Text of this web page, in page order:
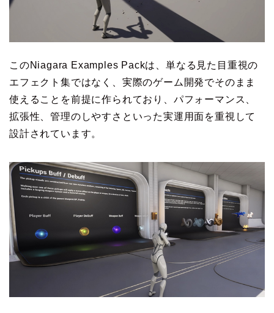
このNiagara Examples Packは、単なる見た目重視の
エフェクト集ではなく、実際のゲーム開発でそのまま
使えることを前提に作られており、パフォーマンス、
拡張性、管理のしやすさといった実運用面を重視して
設計されています。